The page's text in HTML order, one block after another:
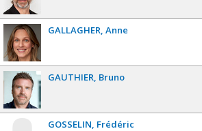
GALLAGHER Anne
GAUTHIER Bruno
GOSSELIN Frédéric